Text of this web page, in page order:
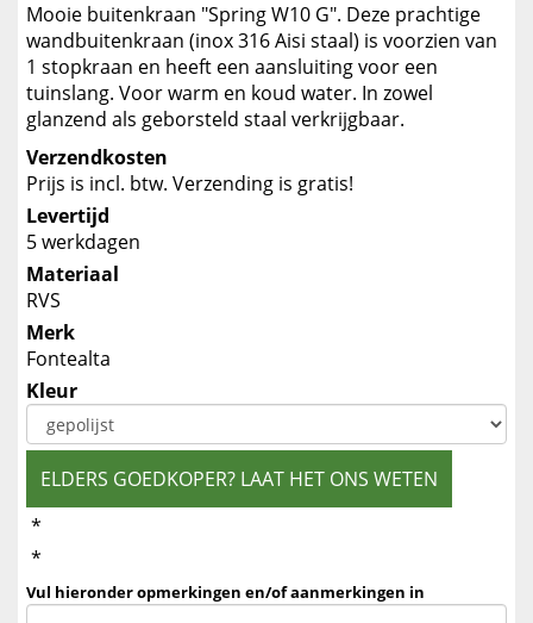
Mooie buitenkraan "Spring W10 G". Deze prachtige
wandbuitenkraan (inox 316 Aisi staal) is voorzien van
1 stopkraan en heeft een aansluiting voor een
tuinslang. Voor warm en koud water. In zowel
glanzend als geborsteld staal verkrijgbaar.
Verzendkosten
Prijs is incl. btw. Verzending is gratis!
Levertijd
5 werkdagen
Materiaal
RVS
Merk
Fontealta
Kleur
ELDERS GOEDKOPER? LAAT HET ONS WETEN
*
*
Vul hieronder opmerkingen en/of aanmerkingen in